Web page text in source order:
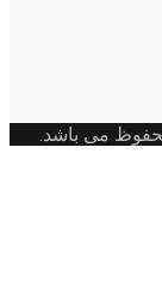
می باشد.